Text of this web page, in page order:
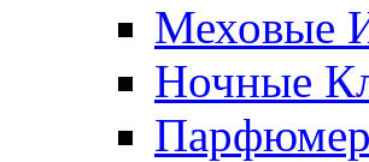
Меховые
Ночные